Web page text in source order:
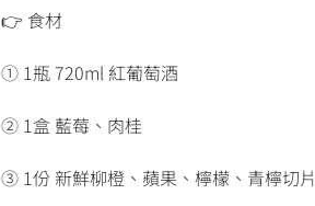
👉 食材
① 1瓶 720ml 紅葡萄酒
② 1盒 藍莓、肉桂
③ 1份 新鮮柳橙、蘋果、檸檬、青檸切片